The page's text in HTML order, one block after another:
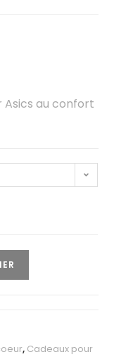
au confort
, Cadeaux pour